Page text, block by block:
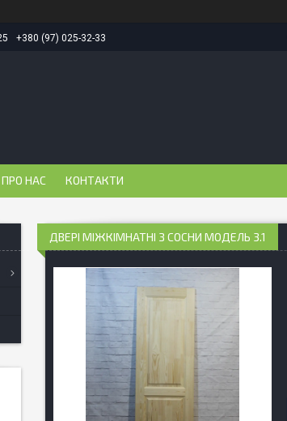
+380 (97) 025-32-33
ПРО НАС КОНТАКТИ
ДВЕРІ МІЖКІМНАТНІ З СОСНИ МОДЕЛЬ 3.1